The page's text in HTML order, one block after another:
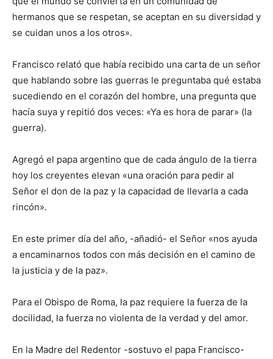
hermanos que se respetan, se aceptan en su diversidad y
se cuidan unos a los otros».
Francisco relató que había recibido una carta de un señor
que hablando sobre las guerras le preguntaba qué estaba
sucediendo en el corazón del hombre, una pregunta que
hacía suya y repitió dos veces: «Ya es hora de parar» (la
guerra).
Agregó el papa argentino que de cada ángulo de la tierra
hoy los creyentes elevan «una oración para pedir al
Señor el don de la paz y la capacidad de llevarla a cada
rincón».
En este primer día del año, -añadió- el Señor «nos ayuda
a encaminarnos todos con más decisión en el camino de
la justicia y de la paz».
Para el Obispo de Roma, la paz requiere la fuerza de la
docilidad, la fuerza no violenta de la verdad y del amor.
En la Madre del Redentor -sostuvo el papa Francisco-